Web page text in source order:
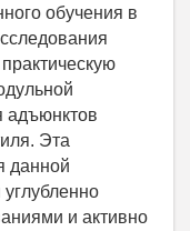
обучения в
адъюнктов
Эта
данной
и активно